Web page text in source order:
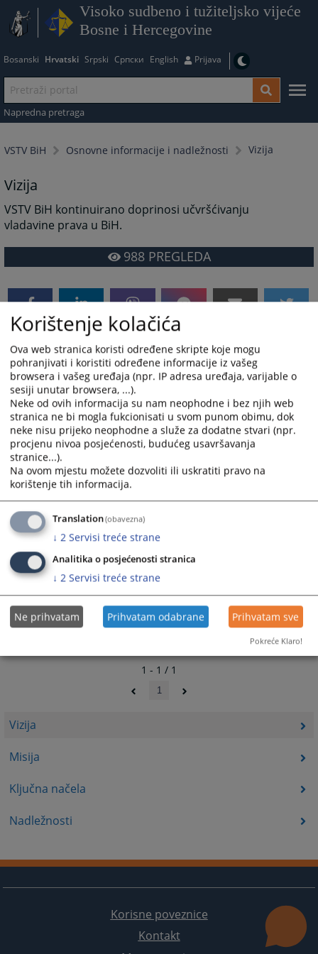
Visoko sudbeno i tužiteljsko vijeće
Bosne i Hercegovine
Bosanski Hrvatski Srpski Српски English Prijava
Napredna pretraga
VSTV BiH Osnovne informacije i nadležnosti Vizija
Vizija
Misija
Ključna načela
Nadležnosti
Vizija
VSTV BiH kontinuirano doprinosi učvršćivanju
vladavine prava u BiH.
988PREGLEDA
1 - 1 / 1
1
Korisne poveznice
Kontakt
Korištenje kolačića
Ova web stranica koristi određene skripte koje mogu
pohranjivati i koristiti određene informacije iz vašeg
browsera i vašeg uređaja (npr. IP adresa uređaja, varijable o
sesiji unutar browsera, ...).
Neke od ovih informacija su nam neophodne i bez njih web
stranica ne bi mogla fukcionisati u svom punom obimu, dok
neke nisu prijeko neophodne a služe za dodatne stvari (npr.
procjenu nivoa posjećenosti, budućeg usavršavanja
stranice...).
Na ovom mjestu možete dozvoliti ili uskratiti pravo na
korištenje tih informacija.
Translation(obavezna)
↓ 2 Servisi treće strane
Analitika o posjećenosti stranica
↓ 2 Servisi treće strane
Ne prihvatam Prihvatam odabrane Prihvatam sve
Pokreće Klaro!